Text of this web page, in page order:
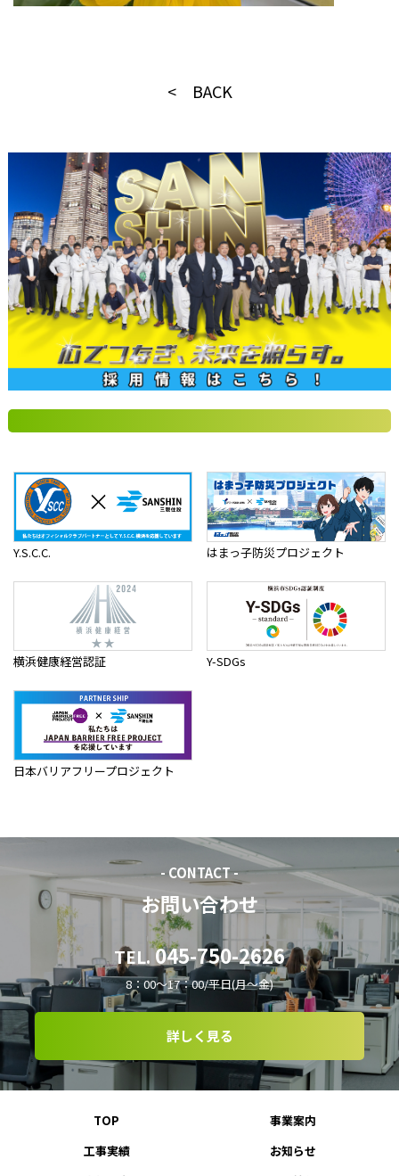
< BACK
Y.S.C.C. はまっ子防災プロジェクト
横浜健康経営認証 Y-SDGs
日本バリアフリープロジェクト
- CONTACT -
お問い合わせ
TEL.045-750-2626
8：00～17：00/平日(月～金)
詳しく見る
TOP
事業案内
工事実績
お知らせ